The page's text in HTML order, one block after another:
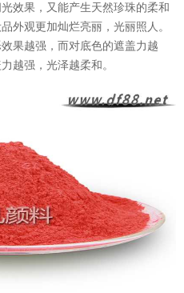
效果，又能产生天然珍珠的柔和
外观更加灿烂亮丽，光丽照人。
果越强，而对底色的遮盖力越
越强，光泽越柔和。